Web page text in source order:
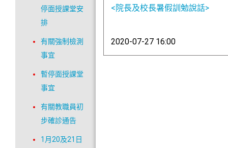
<院長及校長暑假訓勉說話>
2020-07-27 16:00
停面授課堂安
排
有關強制檢測
事宜
暫停面授課堂
事宜
有關教職員初
步確診通告
1月20及21日